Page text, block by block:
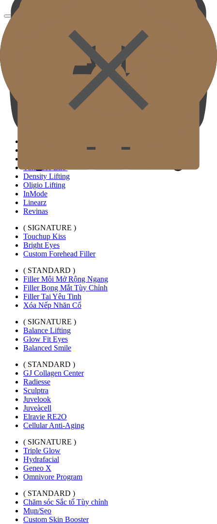
Đội ngũ Bác sĩ
Tham quan Phòng khám
Thông tin Khám & Chỉ đường
Hoạt động Học thuật & Truyền thông
Thermage FLX
Tuneface Lifting
Density Lifting
Oligio Lifting
InMode
Linearz
Revinas
( SIGNATURE )
Touchup Kiss
Bright Eyes
Custom Forehead Filler
( STANDARD )
Filler Môi Mở Rộng Ngang
Filler Bọng Mắt Tùy Chỉnh
Filler Tai Yêu Tinh
Xóa Nếp Nhăn Cổ
( SIGNATURE )
Balance Lifting
Glow Fit Eyes
Balanced Smile
( STANDARD )
GJ Collagen Center
Radiesse
Sculptra
Juvelook
Juveàcell
Elravie RE2O
Cellular Anti-Aging
( SIGNATURE )
Triple Glow
Hydrafacial
Geneo X
Omnivore Program
( STANDARD )
Chăm sóc Sắc tố Tùy chỉnh
Mụn/Sẹo
Custom Skin Booster